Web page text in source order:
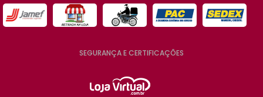
SEGURANÇA E CERTIFICAÇÕES